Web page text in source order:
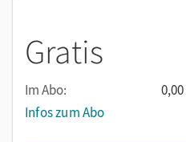
Gratis
Im Abo:
Infos zum Abo